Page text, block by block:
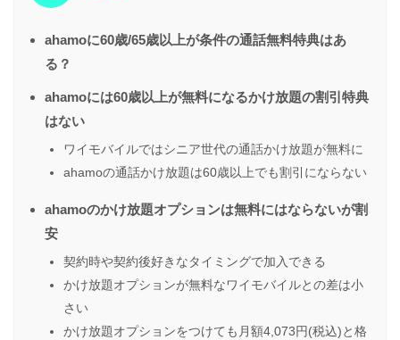
ahamoに60歳/65歳以上が条件の通話無料特典はあ
る？
ahamoには60歳以上が無料になるかけ放題の割引特典
はない
ワイモバイルではシニア世代の通話かけ放題が無料に
ahamoの通話かけ放題は60歳以上でも割引にならない
ahamoのかけ放題オプションは無料にはならないが割
安
契約時や契約後好きなタイミングで加入できる
かけ放題オプションが無料なワイモバイルとの差は小
さい
かけ放題オプションをつけても月額4,073円(税込)と格